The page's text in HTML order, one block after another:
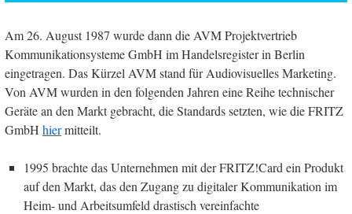
Am 26. August 1987 wurde dann die AVM Projektvertrieb
Kommunikationsysteme GmbH im Handelsregister in Berlin
eingetragen. Das Kürzel AVM stand für Audiovisuelles Marketing.
Von AVM wurden in den folgenden Jahren eine Reihe technischer
Geräte an den Markt gebracht, die Standards setzten, wie die FRITZ
GmbH hiermitteilt.
1995 brachte das Unternehmen mit der FRITZ!Card ein Produkt
auf den Markt, das den Zugang zu digitaler Kommunikation im
Heim- und Arbeitsumfeld drastisch vereinfachte